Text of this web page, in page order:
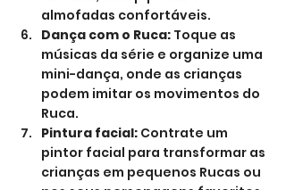
almofadas confortáveis.
Dança com o Ruca: Toque as
músicas da série e organize uma
mini-dança, onde as crianças
podem imitar os movimentos do
Ruca.
Pintura facial: Contrate um
pintor facial para transformar as
crianças em pequenos Rucas ou